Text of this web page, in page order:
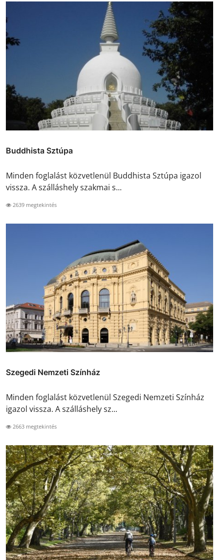
Buddhista Sztúpa
Minden foglalást közvetlenül Buddhista Sztúpa igazol
vissza. A szálláshely szakmai s...
2639 megtekintés
Szegedi Nemzeti Színház
Minden foglalást közvetlenül Szegedi Nemzeti Színház
igazol vissza. A szálláshely sz...
2663 megtekintés